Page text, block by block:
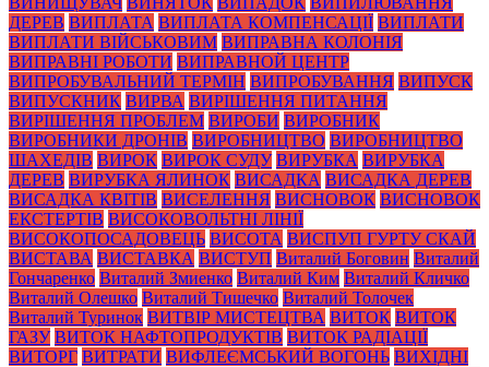
ДЕРЕВ ВИПЛАТА ВИПЛАТА КОМПЕНСАЦІЇ ВИПЛАТИ
ВИПЛАТИ ВІЙСЬКОВИМ ВИПРАВНА КОЛОНІЯ
ВИПРАВНІ РОБОТИ ВИПРАВНОЙ ЦЕНТР
ВИПРОБУВАЛЬНИЙ ТЕРМІН ВИПРОБУВАННЯ ВИПУСК
ВИПУСКНИК ВИРВА ВИРІШЕННЯ ПИТАННЯ
ВИРІШЕННЯ ПРОБЛЕМ ВИРОБИ ВИРОБНИК
ВИРОБНИКИ ДРОНІВ ВИРОБНИЦТВО ВИРОБНИЦТВО
ШАХЕДІВ ВИРОК ВИРОК СУДУ ВИРУБКА ВИРУБКА
ДЕРЕВ ВИРУБКА ЯЛИНОК ВИСАДКА ВИСАДКА ДЕРЕВ
ВИСАДКА КВІТІВ ВИСЕЛЕННЯ ВИСНОВОК ВИСНОВОК
ЕКСТЕРТІВ ВИСОКОВОЛЬТНІ ЛІНІЇ
ВИСОКОПОСАДОВЕЦЬ ВИСОТА ВИСПУП ГУРТУ СКАЙ
ВИСТАВА ВИСТАВКА ВИСТУП Виталий Боговин Виталий
Гончаренко Виталий Змиенко Виталий Ким Виталий Кличко
Виталий Олешко Виталий Тишечко Виталий Толочек
Виталий Туринок ВИТВІР МИСТЕЦТВА ВИТОК ВИТОК
ГАЗУ ВИТОК НАФТОПРОДУКТІВ ВИТОК РАДІАЦІЇ
ВИТОРГ ВИТРАТИ ВИФЛЕЄМСЬКИЙ ВОГОНЬ ВИХІДНІ